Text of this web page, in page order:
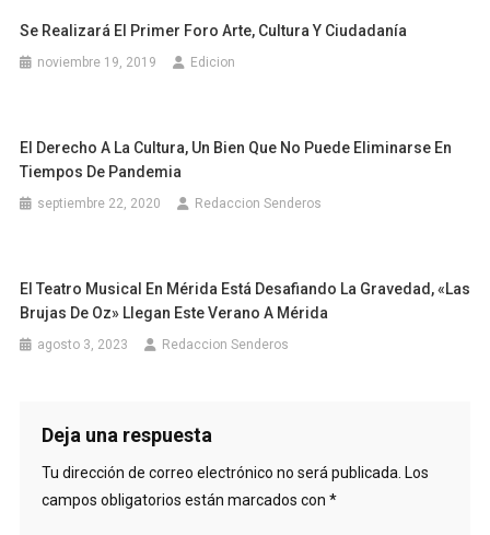
Se Realizará El Primer Foro Arte, Cultura Y Ciudadanía
noviembre 19, 2019 Edicion
El Derecho A La Cultura, Un Bien Que No Puede Eliminarse En
Tiempos De Pandemia
septiembre 22, 2020 Redaccion Senderos
El Teatro Musical En Mérida Está Desafiando La Gravedad, «Las
Brujas De Oz» Llegan Este Verano A Mérida
agosto 3, 2023 Redaccion Senderos
Deja una respuesta
Tu dirección de correo electrónico no será publicada. Los
campos obligatorios están marcados con *